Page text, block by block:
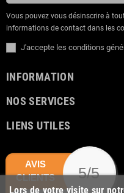
Vous pouvez vous désinscrire à
informations de contact dans les
J'accepte les conditions
INFORMATION
NOS SERVICES
LIENS UTILES
Lors de votre visite sur
AVIS
CLIENTS
5/5